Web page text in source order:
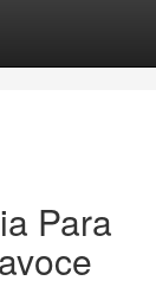
Para